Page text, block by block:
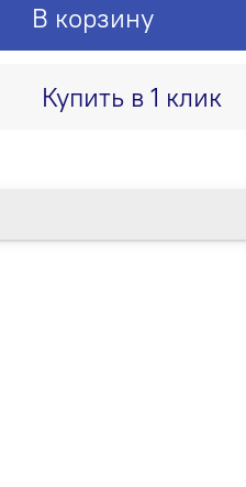
В корзину
Купить в 1 клик